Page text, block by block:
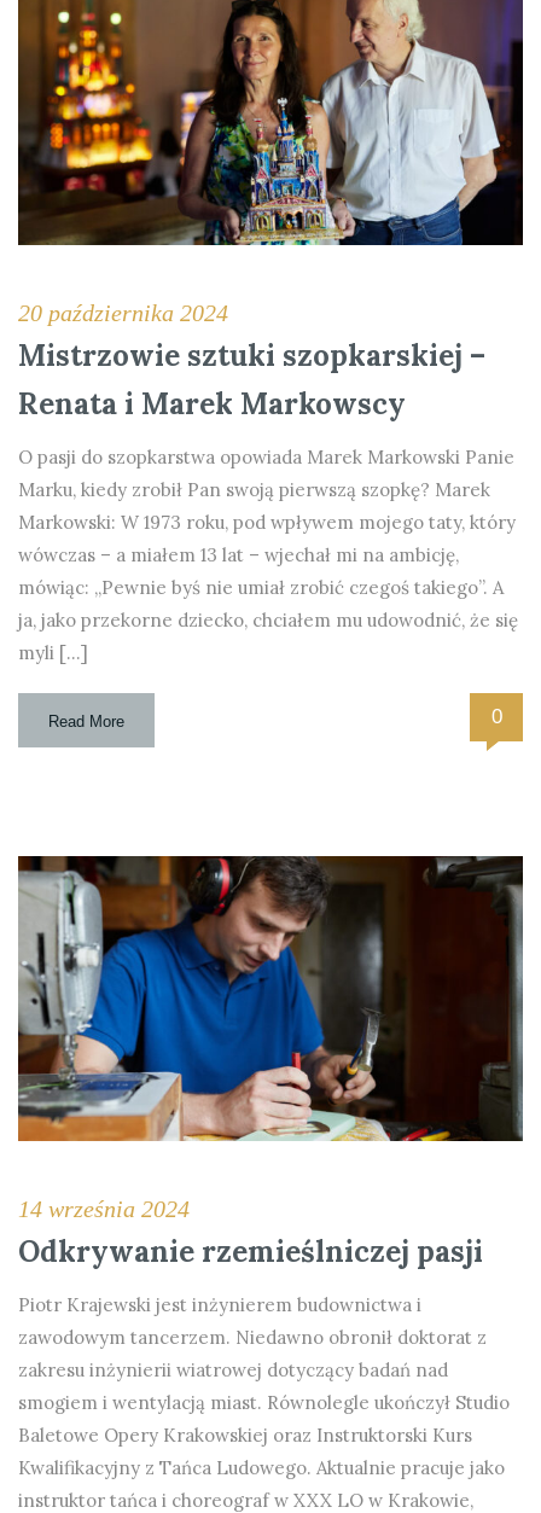
20 października 2024
Mistrzowie sztuki szopkarskiej –
Renata i Marek Markowscy
O pasji do szopkarstwa opowiada Marek Markowski Panie
Marku, kiedy zrobił Pan swoją pierwszą szopkę? Marek
Markowski: W 1973 roku, pod wpływem mojego taty, który
wówczas – a miałem 13 lat – wjechał mi na ambicję,
mówiąc: „Pewnie byś nie umiał zrobić czegoś takiego”. A
ja, jako przekorne dziecko, chciałem mu udowodnić, że się
myli […]
Read More 0
14 września 2024
Odkrywanie rzemieślniczej pasji
Piotr Krajewski jest inżynierem budownictwa i
zawodowym tancerzem. Niedawno obronił doktorat z
zakresu inżynierii wiatrowej dotyczący badań nad
smogiem i wentylacją miast. Równolegle ukończył Studio
Baletowe Opery Krakowskiej oraz Instruktorski Kurs
Kwalifikacyjny z Tańca Ludowego. Aktualnie pracuje jako
instruktor tańca i choreograf w XXX LO w Krakowie,